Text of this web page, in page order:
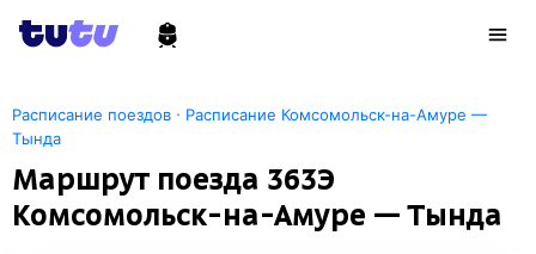
Расписание поездов · Расписание Комсомольск-на-Амуре —
Тында
Маршрут поезда 363Э
Комсомольск-на-Амуре — Тында